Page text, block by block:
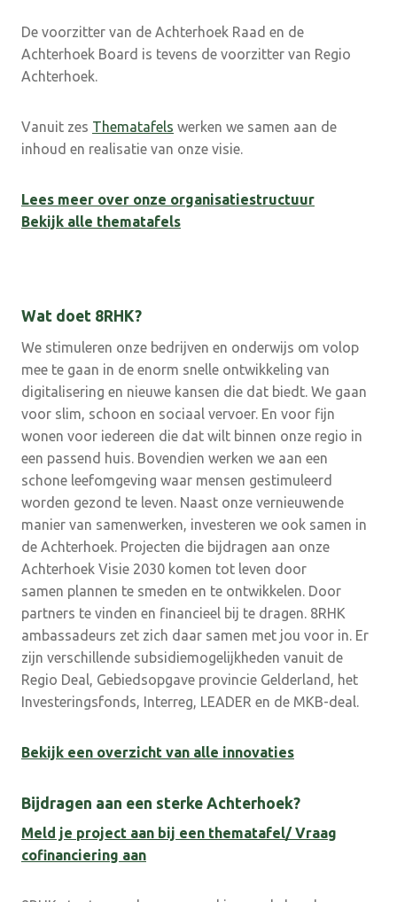
De voorzitter van de Achterhoek Raad en de
Achterhoek Board is tevens de voorzitter van Regio
Achterhoek.
Vanuit zes Thematafels werken we samen aan de
inhoud en realisatie van onze visie.
Lees meer over onze organisatiestructuur
Bekijk alle thematafels
Wat doet 8RHK?
We stimuleren onze bedrijven en onderwijs om volop
mee te gaan in de enorm snelle ontwikkeling van
digitalisering en nieuwe kansen die dat biedt. We gaan
voor slim, schoon en sociaal vervoer. En voor fijn
wonen voor iedereen die dat wilt binnen onze regio in
een passend huis. Bovendien werken we aan een
schone leefomgeving waar mensen gestimuleerd
worden gezond te leven. Naast onze vernieuwende
manier van samenwerken, investeren we ook samen in
de Achterhoek. Projecten die bijdragen aan onze
Achterhoek Visie 2030 komen tot leven door
samen plannen te smeden en te ontwikkelen. Door
partners te vinden en financieel bij te dragen. 8RHK
ambassadeurs zet zich daar samen met jou voor in. Er
zijn verschillende subsidiemogelijkheden vanuit de
Regio Deal, Gebiedsopgave provincie Gelderland, het
Investeringsfonds, Interreg, LEADER en de MKB-deal.
Bekijk een overzicht van alle innovaties
Bijdragen aan een sterke Achterhoek?
Meld je project aan bij een thematafel/ Vraag
cofinanciering aan